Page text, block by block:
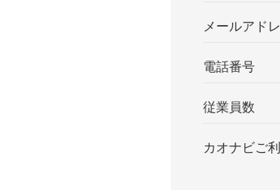
メールアド
電話番号
従業員数
カオナビご